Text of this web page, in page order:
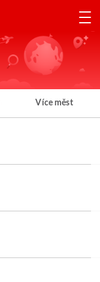
Více měst